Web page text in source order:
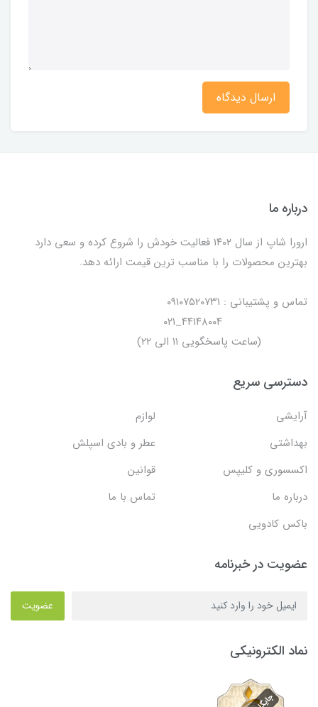
ارسال دیدگاه
درباره ما
ارورا شاپ از سال ۱۴۰۲ فعالیت خودش را شروع کرده و سعی دارد
بهترین محصولات را با مناسب ترین قیمت ارائه دهد.
تماس و پشتیبانی : ۰۹۱۰۷۵۲۰۷۳۱
(ساعت پاسخگویی ۱۱ الی ۲۲)
دسترسی سریع
آرایشی
لوازم
بهداشتی
عطر و بادی اسپلش
اکسسوری و کلیپس
قوانین
درباره ما
تماس با ما
باکس کادویی
عضویت در خبرنامه
عضویت
نماد الکترونیکی